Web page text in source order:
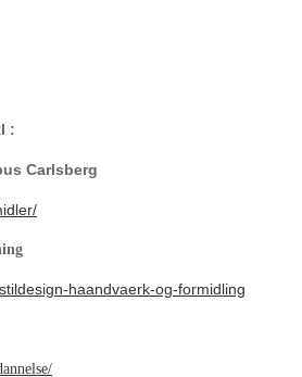
:
Carlsberg
haandvaerk-og-formidling